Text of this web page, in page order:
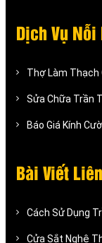
Dịch Vụ Nỗi
Thợ Làm Thạch
Sửa Chữa Trần
Báo Giá Kính
Bài Viết
Cách Sử Dụng
Cửa Sắt Nghệ